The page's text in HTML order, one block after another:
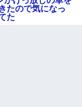
たので気になっ
た